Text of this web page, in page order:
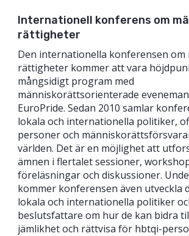
Internationell konferens om
rättigheter
Den internationella konferensen om
rättigheter kommer att vara
mångsidigt program med
människorättsorienterade
EuroPride. Sedan 2010 samlar
lokala och internationella politiker,
personer och
världen. Det är en möjlighet att
ämnen i flertalet sessioner,
föreläsningar och diskussioner.
kommer konferensen även utveckla
lokala och internationella politiker
beslutsfattare om hur de kan bidra
jämlikhet och rättvisa för hbtqi-